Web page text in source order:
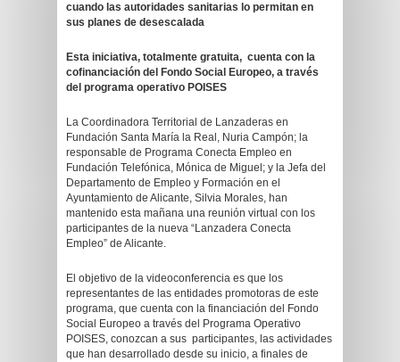
cuando las autoridades sanitarias lo permitan en
sus planes de desescalada
Esta iniciativa, totalmente gratuita, cuenta con la
cofinanciación del Fondo Social Europeo, a través
del programa operativo POISES
La Coordinadora Territorial de Lanzaderas en
Fundación Santa María la Real, Nuria Campón; la
responsable de Programa Conecta Empleo en
Fundación Telefónica, Mónica de Miguel; y la Jefa del
Departamento de Empleo y Formación en el
Ayuntamiento de Alicante, Silvia Morales, han
mantenido esta mañana una reunión virtual con los
participantes de la nueva “Lanzadera Conecta
Empleo” de Alicante.
El objetivo de la videoconferencia es que los
representantes de las entidades promotoras de este
programa, que cuenta con la financiación del Fondo
Social Europeo a través del Programa Operativo
POISES, conozcan a sus participantes, las actividades
que han desarrollado desde su inicio, a finales de